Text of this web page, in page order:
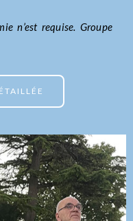
n’est requise. Groupe